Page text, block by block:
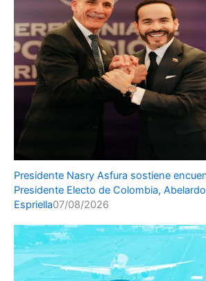
Presidente Nasry Asfura sostiene
Presidente Electo de Colombia,
Espriella07/08/2026